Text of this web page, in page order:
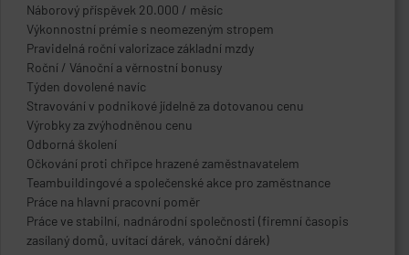
Náborový příspěvek 20.000 / měsíc
Výkonnostní prémie s neomezeným stropem
Pravidelná roční valorizace základní mzdy
Roční / Vánoční a věrnostní bonusy
Týden dovolené navíc
Stravování v podnikové jídelně za dotovanou cenu
Výrobky za zvýhodněnou cenu
Odborná školení
Očkování proti chřipce hrazené zaměstnavatelem
Teambuildingové a společenské akce pro zaměstnance
Práce na hlavní pracovní poměr
Práce ve stabilní, nadnárodní společnosti (firemní časopis
zasílaný domů, uvítací dárek, vánoční dárek)